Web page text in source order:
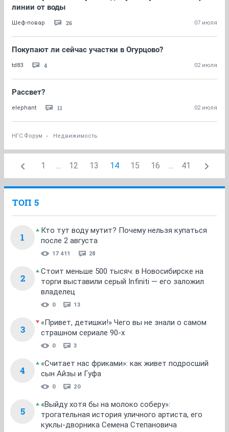
линии от воды
Шеф-повар 26 07 июля
Покупают ли сейчас участки в Огурцово?
td83 4 02 июля
Рассвет?
elephant 11 02 июля
НГС.Форум Недвижимость
1 ... 12 13 14 15 16 ... 41
ТОП 5
1
Кто тут воду мутит? Почему нельзя купаться
после 2 августа
17 411 28
2
Стоит меньше 500 тысяч: в Новосибирске на
торги выставили серый Infiniti — его заложил
владелец
0 13
3
«Привет, детишки!» Чего вы не знали о самом
страшном сериале 90-х
0 3
4
«Считает нас фриками»: как живет подросший
сын Айзы и Гуфа
0 20
5
«Выйду хотя бы на молоко соберу»:
трогательная история уличного артиста, его
куклы-дворника Семена Степановича